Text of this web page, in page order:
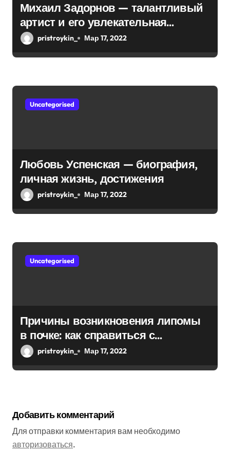
п
и
с
я
Михаил Задорнов — талантливый
артист и его увлекательная
биография — выдающиеся
pristroykin_ Мар 17, 2022
Uncategorised
Любовь Успенская — биография,
личная жизнь, достижения
pristroykin_ Мар 17, 2022
Uncategorised
Причины возникновения липомы
в почке: как справиться с
болезнью
pristroykin_ Мар 17, 2022
Добавить комментарий
Для отправки комментария вам необходимо
авторизоваться.